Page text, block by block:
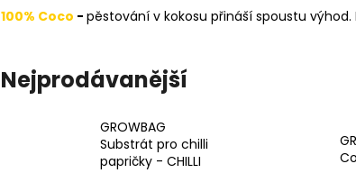
100% Coco - pěstování v kokosu přináší spoustu výhod.
Nejprodávanější
GROWBAG
Substrát pro chilli
papričky - CHILLI